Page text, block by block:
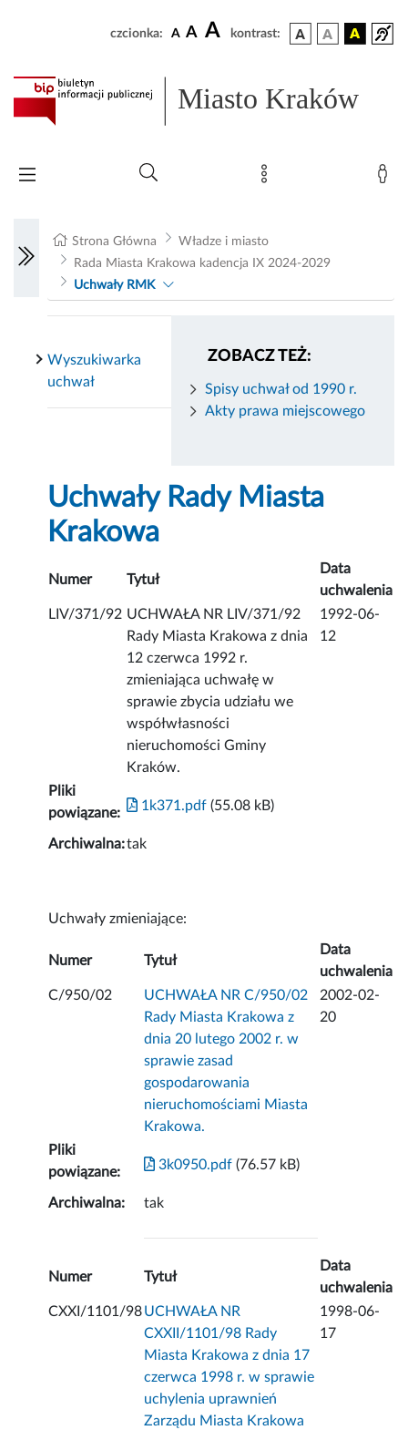
czcionka: A A A kontrast:
Miasto Kraków
Strona Główna
Władze i miasto
Rada Miasta Krakowa kadencja IX 2024-2029
Uchwały RMK
ZOBACZ TEŻ:
Spisy uchwał od 1990 r.
Akty prawa miejscowego
Wyszukiwarka
uchwał
Uchwały Rady Miasta
Krakowa
Numer Tytuł
Data
uchwalenia
LIV/371/92 UCHWAŁA NR LIV/371/92
Rady Miasta Krakowa z dnia
12 czerwca 1992 r.
zmieniająca uchwałę w
sprawie zbycia udziału we
współwłasności
nieruchomości Gminy
Kraków.
1992-06-
12
Pliki
powiązane:
1k371.pdf (55.08 kB)
Archiwalna:tak
Uchwały zmieniające:
Numer Tytuł
Data
uchwalenia
C/950/02
UCHWAŁA NR C/950/02
Rady Miasta Krakowa z
dnia 20 lutego 2002 r. w
sprawie zasad
gospodarowania
nieruchomościami Miasta
Krakowa.
2002-02-
20
Pliki
powiązane:
3k0950.pdf (76.57 kB)
Archiwalna: tak
Numer Tytuł
Data
uchwalenia
CXXI/1101/98UCHWAŁA NR
CXXII/1101/98 Rady
Miasta Krakowa z dnia 17
czerwca 1998 r. w sprawie
uchylenia uprawnień
Zarządu Miasta Krakowa
1998-06-
17